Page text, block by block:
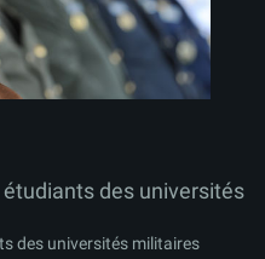
des universités
des universités militaires